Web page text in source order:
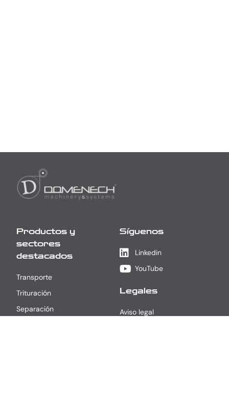
Productos y
sectores
destacados
Transporte
Trituración
Separación
Síguenos
Linkedin
YouTube
Legales
Aviso legal